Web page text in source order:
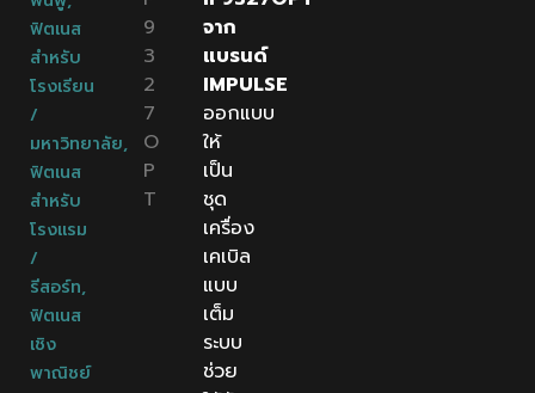
ฟิตเนส
สำหรับ
โรงเรียน
/
มหาวิทยาลัย,
ฟิตเนส
สำหรับ
โรงแรม
/
รีสอร์ท,
ฟิตเนส
เชิง
พาณิชย์
9
3
2
7
O
P
T
จาก
แบรนด์
IMPULSE
ออกแบบ
ให้
เป็น
ชุด
เครื่อง
เคเบิล
แบบ
เต็ม
ระบบ
ช่วย